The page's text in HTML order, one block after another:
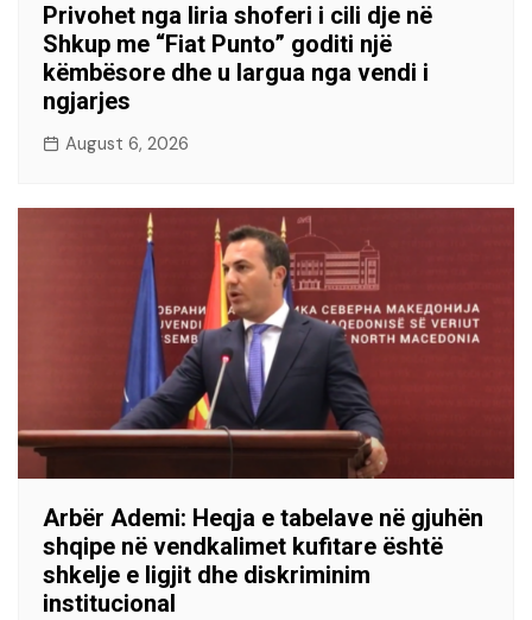
Privohet nga liria shoferi i cili dje në
Shkup me “Fiat Punto” goditi një
këmbësore dhe u largua nga vendi i
ngjarjes
August 6, 2026
Arbër Ademi: Heqja e tabelave në gjuhën
shqipe në vendkalimet kufitare është
shkelje e ligjit dhe diskriminim
institucional